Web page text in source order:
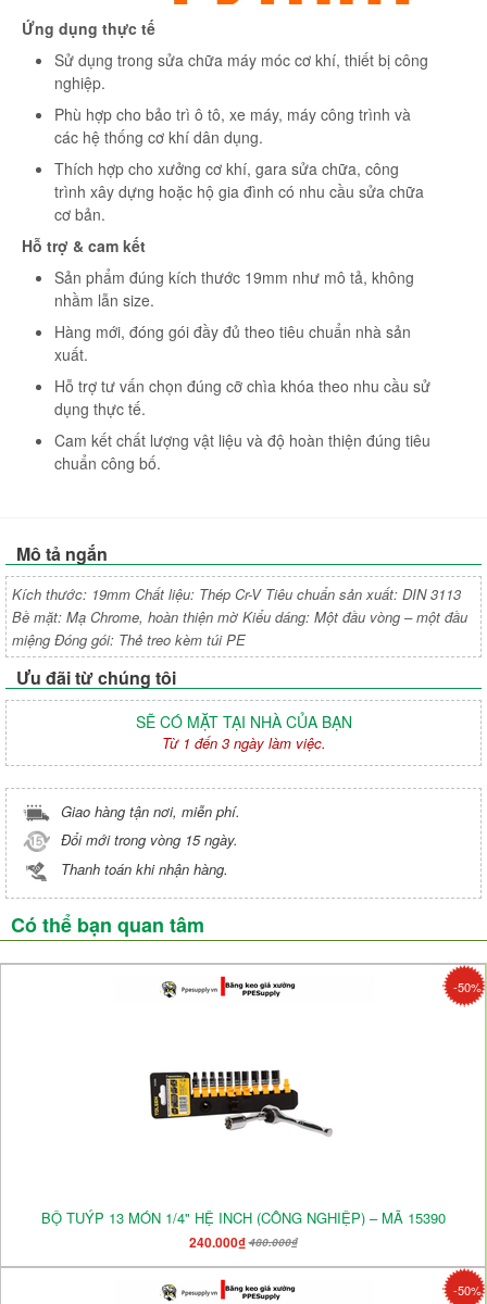
Ứng dụng thực tế
Sử dụng trong sửa chữa máy móc cơ khí, thiết bị công
nghiệp.
Phù hợp cho bảo trì ô tô, xe máy, máy công trình và
các hệ thống cơ khí dân dụng.
Thích hợp cho xưởng cơ khí, gara sửa chữa, công
trình xây dựng hoặc hộ gia đình có nhu cầu sửa chữa
cơ bản.
Hỗ trợ & cam kết
Sản phẩm đúng kích thước 19mm như mô tả, không
nhầm lẫn size.
Hàng mới, đóng gói đầy đủ theo tiêu chuẩn nhà sản
xuất.
Hỗ trợ tư vấn chọn đúng cỡ chìa khóa theo nhu cầu sử
dụng thực tế.
Cam kết chất lượng vật liệu và độ hoàn thiện đúng tiêu
chuẩn công bố.
Mô tả ngắn
Kích thước: 19mm Chất liệu: Thép Cr-V Tiêu chuẩn sản xuất: DIN 3113
Bề mặt: Mạ Chrome, hoàn thiện mờ Kiểu dáng: Một đầu vòng – một đầu
miệng Đóng gói: Thẻ treo kèm túi PE
Ưu đãi từ chúng tôi
SẼ CÓ MẶT TẠI NHÀ CỦA BẠN
Từ 1 đến 3 ngày làm việc.
Giao hàng tận nơi, miễn phí.
Đổi mới trong vòng 15 ngày.
Thanh toán khi nhận hàng.
Có thể bạn quan tâm
-50%
BỘ TUÝP 13 MÓN 1/4" HỆ INCH (CÔNG NGHIỆP) – MÃ 15390
240.000₫480.000₫
-50%